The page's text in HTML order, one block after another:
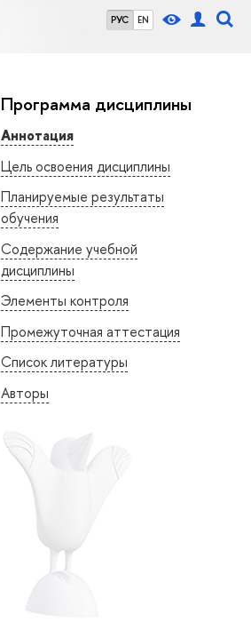
РУС EN
Программа дисциплины
Аннотация
Цель освоения дисциплины
Планируемые результаты
обучения
Содержание учебной
дисциплины
Элементы контроля
Промежуточная аттестация
Список литературы
Авторы